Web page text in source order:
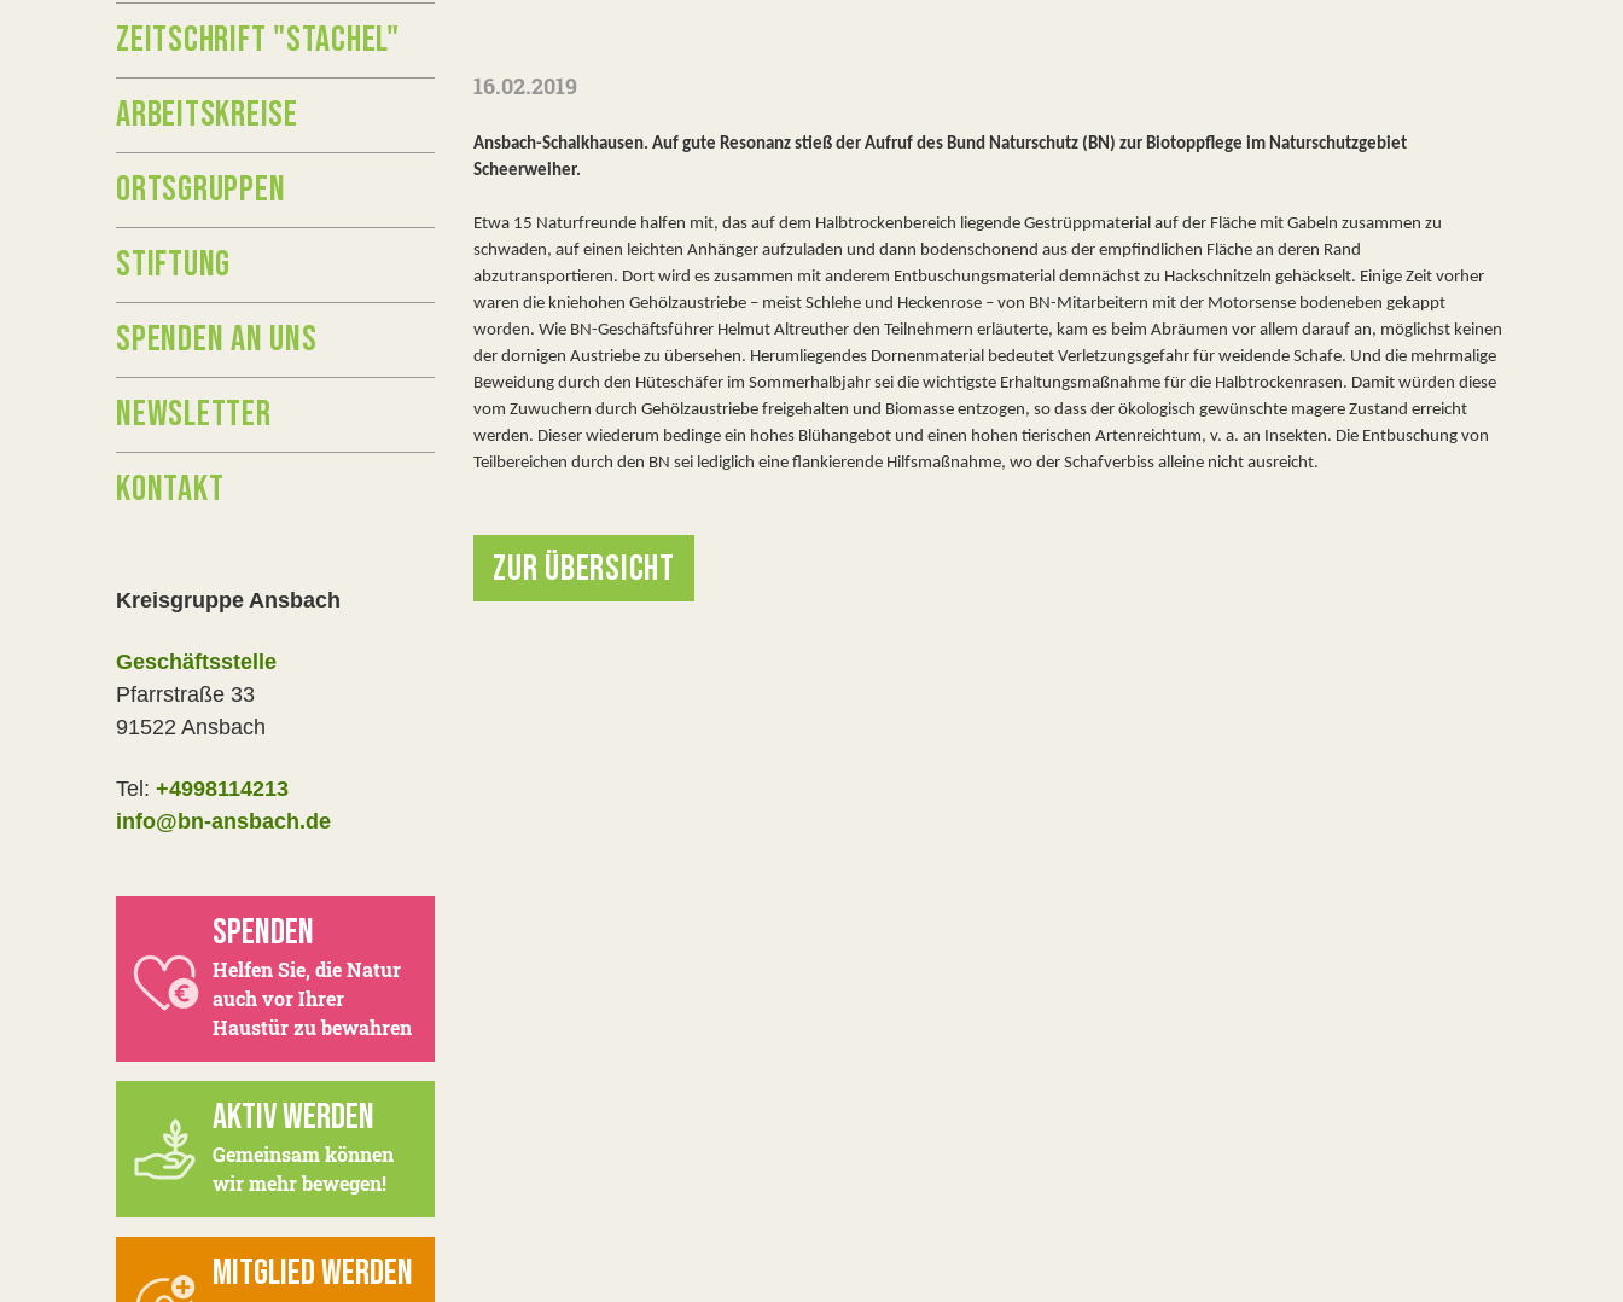
16.02.2019
Ansbach-Schalkhausen. Auf gute Resonanz stieß der Aufruf des Bund Naturschutz (BN) zur Biotoppflege im Naturschutzgebiet
Scheerweiher.
Etwa 15 Naturfreunde halfen mit, das auf dem Halbtrockenbereich liegende Gestrüppmaterial auf der Fläche mit Gabeln zusammen zu
schwaden, auf einen leichten Anhänger aufzuladen und dann bodenschonend aus der empfindlichen Fläche an deren Rand
abzutransportieren. Dort wird es zusammen mit anderem Entbuschungsmaterial demnächst zu Hackschnitzeln gehäckselt. Einige Zeit vorher
waren die kniehohen Gehölzaustriebe – meist Schlehe und Heckenrose – von BN-Mitarbeitern mit der Motorsense bodeneben gekappt
worden. Wie BN-Geschäftsführer Helmut Altreuther den Teilnehmern erläuterte, kam es beim Abräumen vor allem darauf an, möglichst keinen
der dornigen Austriebe zu übersehen. Herumliegendes Dornenmaterial bedeutet Verletzungsgefahr für weidende Schafe. Und die mehrmalige
Beweidung durch den Hüteschäfer im Sommerhalbjahr sei die wichtigste Erhaltungsmaßnahme für die Halbtrockenrasen. Damit würden diese
vom Zuwuchern durch Gehölzaustriebe freigehalten und Biomasse entzogen, so dass der ökologisch gewünschte magere Zustand erreicht
werden. Dieser wiederum bedinge ein hohes Blühangebot und einen hohen tierischen Artenreichtum, v. a. an Insekten. Die Entbuschung von
Teilbereichen durch den BN sei lediglich eine flankierende Hilfsmaßnahme, wo der Schafverbiss alleine nicht ausreicht.
ZUR ÜBERSICHT
ZEITSCHRIFT "STACHEL"
ARBEITSKREISE
ORTSGRUPPEN
STIFTUNG
SPENDEN AN UNS
NEWSLETTER
KONTAKT
Kreisgruppe Ansbach
Geschäftsstelle
Pfarrstraße 33
91522 Ansbach
Tel: +4998114213
info@bn-ansbach.de
SPENDEN
Helfen Sie, die Natur
auch vor Ihrer
Haustür zu bewahren
AKTIV WERDEN
Gemeinsam können
wir mehr bewegen!
MITGLIED WERDEN